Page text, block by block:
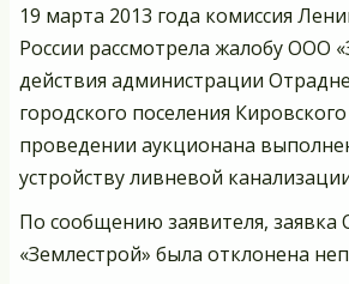
19 марта 2013 года комиссия
России рассмотрела жалобу ООО
действия администрации
городского поселения
проведении аукционана
устройству ливневой
По сообщению заявителя, заявка
«Землестрой» была отклонена